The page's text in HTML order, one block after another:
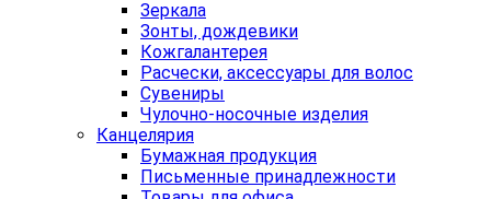
Зеркала
Зонты, дождевики
Кожгалантерея
Расчески, аксессуары для волос
Сувениры
Чулочно-носочные изделия
Канцелярия
Бумажная продукция
Письменные принадлежности